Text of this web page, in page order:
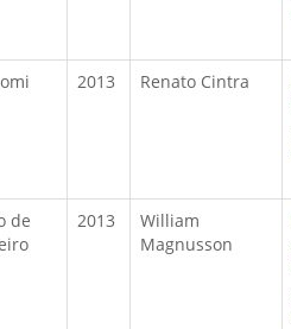
2013 Renato Cintra
de
2013
William
Magnusson